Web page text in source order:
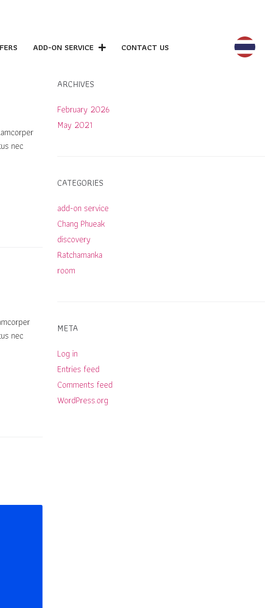
ADD-ON SERVICE CONTACT US
nec
nec
ARCHIVES
February 2026
May 2021
CATEGORIES
add-on service
Chang Phueak
discovery
Ratchamanka
room
META
Log in
Entries feed
Comments feed
WordPress.org